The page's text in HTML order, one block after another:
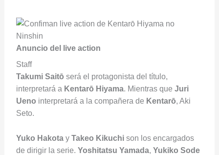
Anuncio del live action
Staff
Takumi Saitō será el protagonista del título,
interpretará a Kentarō Hiyama. Mientras que Juri
Ueno interpretará a la compañera de Kentarō, Aki
Seto.
Yuko HakotayTakeo Kikuchison los encargados
de dirigir la serie. Yoshitatsu Yamada, Yukiko Sode